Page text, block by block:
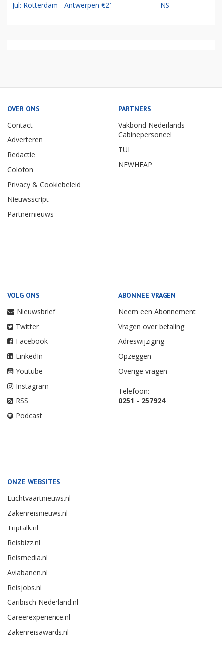
Jul: Rotterdam - Antwerpen €21 NS
OVER ONS
Contact
Adverteren
Redactie
Colofon
Privacy & Cookiebeleid
Nieuwsscript
Partnernieuws
PARTNERS
Vakbond Nederlands
Cabinepersoneel
TUI
NEWHEAP
VOLG ONS
Nieuwsbrief
Twitter
Facebook
LinkedIn
Youtube
Instagram
RSS
Podcast
ABONNEE VRAGEN
Neem een Abonnement
Vragen over betaling
Adreswijziging
Opzeggen
Overige vragen
Telefoon:
0251 - 257924
ONZE WEBSITES
Luchtvaartnieuws.nl
Zakenreisnieuws.nl
Triptalk.nl
Reisbizz.nl
Reismedia.nl
Aviabanen.nl
Reisjobs.nl
Caribisch Nederland.nl
Careerexperience.nl
Zakenreisawards.nl